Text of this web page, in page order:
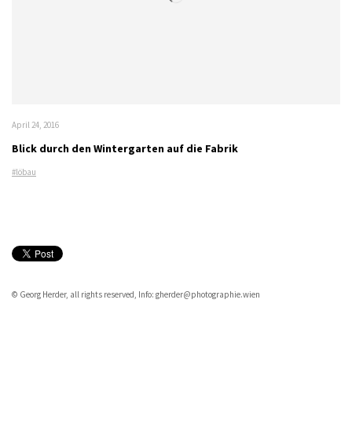
April 24, 2016
Blick durch den Wintergarten auf die Fabrik
#löbau
© Georg Herder, all rights reserved, Info: gherder@photographie.wien